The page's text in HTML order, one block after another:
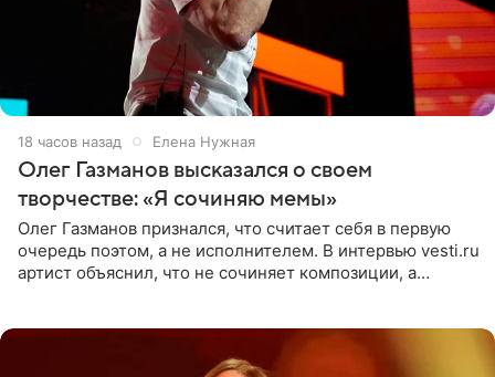
18 часов назад Елена Нужная
Олег Газманов высказался о своем
творчестве: «Я сочиняю мемы»
Олег Газманов признался, что считает себя в первую
очередь поэтом, а не исполнителем. В интервью vesti.ru
артист объяснил, что не сочиняет композиции, а